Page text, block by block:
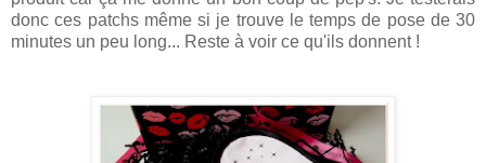
donc ces patchs même si je trouve le temps de pose de 30
minutes un peu long... Reste à voir ce qu'ils donnent !